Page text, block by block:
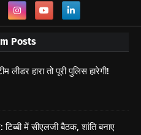
Posts
लीडर हारा तो पूरी पुलिस हारेगी!
टिब्बी में सीएलजी बैठक, शांति बनाए